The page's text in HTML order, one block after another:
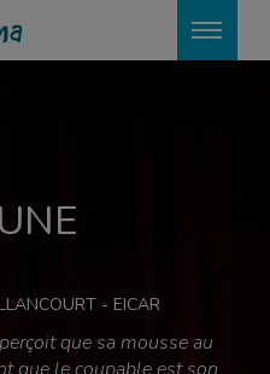
- EICAR
que sa mousse au